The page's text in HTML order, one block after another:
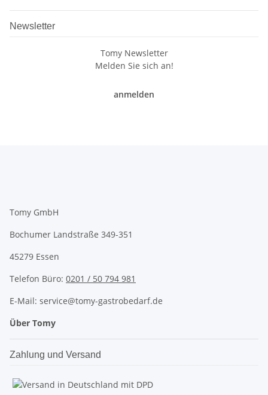
Newsletter
Tomy Newsletter
Melden Sie sich an!
anmelden
Tomy GmbH
Bochumer Landstraße 349-351
45279 Essen
Telefon Büro: 0201 / 50 794 981
E-Mail: service@tomy-gastrobedarf.de
Über Tomy
Zahlung und Versand